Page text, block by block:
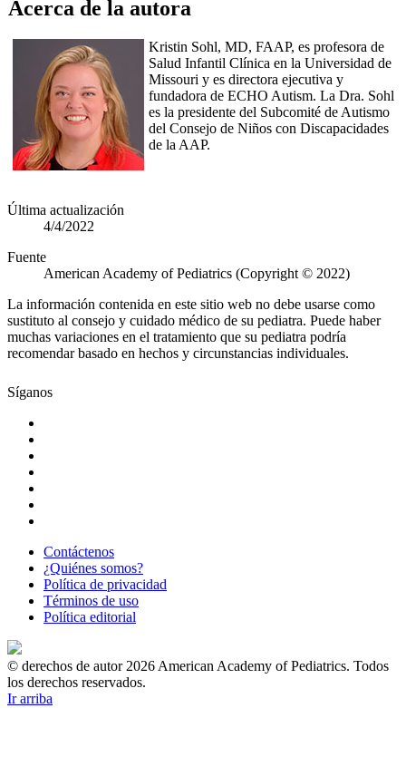
Acerca de la autora
Kristin Sohl, MD, FAAP, es profesora de
Salud Infantil Clínica en la Universidad de
Missouri y es directora ejecutiva y
fundadora de ECHO Autism. La Dra. Sohl
es la presidente del Subcomité de Autismo
del Consejo de Niños con Discapacidades
de la AAP.
Última actualización
4/4/2022
Fuente
American Academy of Pediatrics (Copyright © 2022)
La información contenida en este sitio web no debe usarse como
sustituto al consejo y cuidado médico de su pediatra. Puede haber
muchas variaciones en el tratamiento que su pediatra podría
recomendar basado en hechos y circunstancias individuales.
Síganos
Contáctenos
¿Quiénes somos?
Política de privacidad
Términos de uso
Política editorial
© derechos de autor 2026 American Academy of Pediatrics. Todos
los derechos reservados.
Ir arriba